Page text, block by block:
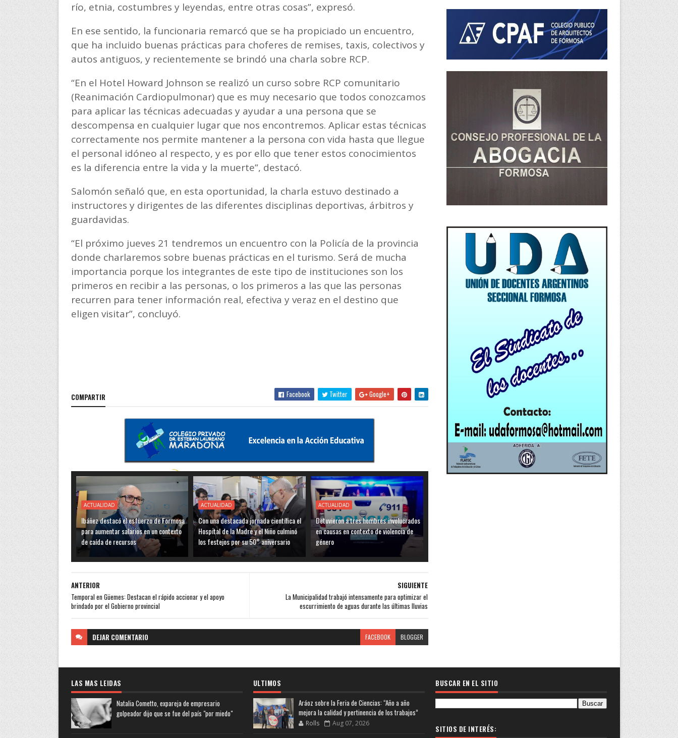
río, etnia, costumbres y leyendas, entre otras cosas”, expresó.
En ese sentido, la funcionaria remarcó que se ha propiciado un encuentro,
que ha incluido buenas prácticas para choferes de remises, taxis, colectivos y
autos antiguos, y recientemente se brindó una charla sobre RCP.
“En el Hotel Howard Johnson se realizó un curso sobre RCP comunitario
(Reanimación Cardiopulmonar) que es muy necesario que todos conozcamos
para aplicar las técnicas adecuadas y ayudar a una persona que se
descompensa en cualquier lugar que nos encontremos. Aplicar estas técnicas
correctamente nos permite mantener a la persona con vida hasta que llegue
el personal idóneo al respecto, y es por ello que tener estos conocimientos
es la diferencia entre la vida y la muerte”, destacó.
Salomón señaló que, en esta oportunidad, la charla estuvo destinado a
instructores y dirigentes de las diferentes disciplinas deportivas, árbitros y
guardavidas.
“El próximo jueves 21 tendremos un encuentro con la Policía de la provincia
donde charlaremos sobre buenas prácticas en el turismo. Será de mucha
importancia porque los integrantes de este tipo de instituciones son los
primeros en recibir a las personas, o los primeros a las que las personas
recurren para tener información real, efectiva y veraz en el destino que
eligen visitar”, concluyó.
COMPARTIR Facebook Twitter Google+
ACTUALIDAD
Ibáñez destacó el esfuerzo de Formosa
para aumentar salarios en un contexto
de caída de recursos
ACTUALIDAD
Con una destacada jornada científica el
Hospital de la Madre y el Niño culminó
los festejos por su 50° aniversario
ACTUALIDAD
Detuvieron a tres hombres involucrados
en causas en contexto de violencia de
género
SIGUIENTE
La Municipalidad trabajó intensamente para optimizar el
escurrimiento de aguas durante las últimas lluvias
ANTERIOR
Temporal en Güemes: Destacan el rápido accionar y el apoyo
brindado por el Gobierno provincial
DEJAR COMENTARIO FACEBOOK BLOGGER
LAS MAS LEIDAS
Natalia Cometto, expareja de empresario
golpeador dijo que se fue del país "por miedo"
ULTIMOS
Aráoz sobre la Feria de Ciencias: “Año a año
mejora la calidad y pertinencia de los trabajos”
Rolls Aug 07, 2026
BUSCAR EN EL SITIO
SITIOS DE INTERÉS: